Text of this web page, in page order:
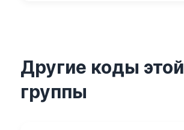
Другие коды этой
группы